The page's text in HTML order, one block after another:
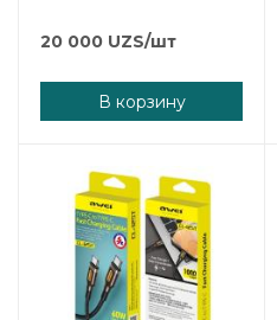
20 000 UZS/шт
В корзину